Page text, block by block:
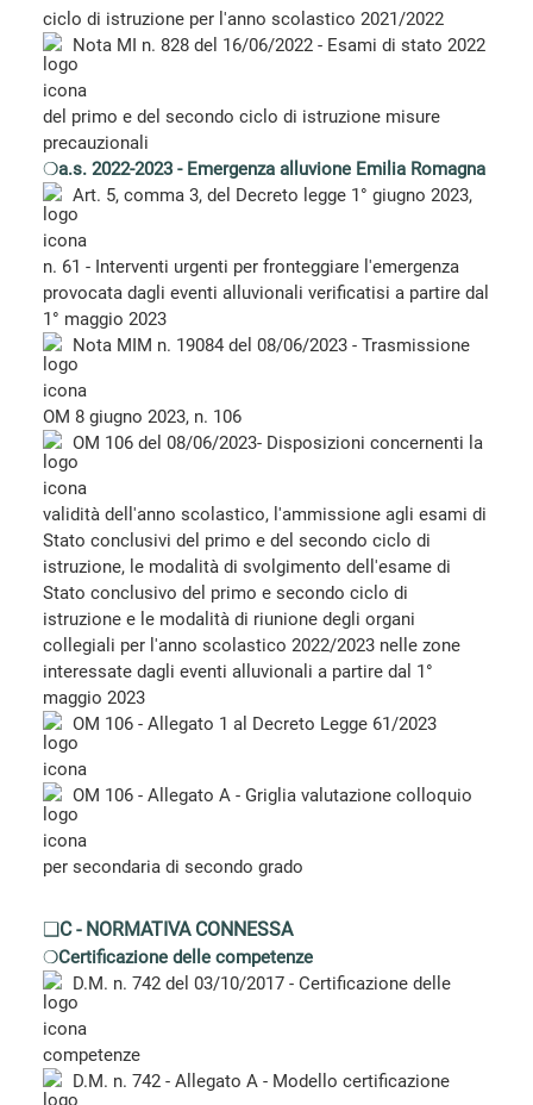
ciclo di istruzione per l'anno scolastico 2021/2022
Nota MI n. 828 del 16/06/2022 - Esami di stato 2022
del primo e del secondo ciclo di istruzione misure
precauzionali
❍a.s. 2022-2023 - Emergenza alluvione Emilia Romagna
Art. 5, comma 3, del Decreto legge 1° giugno 2023,
n. 61 - Interventi urgenti per fronteggiare l'emergenza
provocata dagli eventi alluvionali verificatisi a partire dal
1° maggio 2023
Nota MIM n. 19084 del 08/06/2023 - Trasmissione
OM 8 giugno 2023, n. 106
OM 106 del 08/06/2023- Disposizioni concernenti la
validità dell'anno scolastico, l'ammissione agli esami di
Stato conclusivi del primo e del secondo ciclo di
istruzione, le modalità di svolgimento dell'esame di
Stato conclusivo del primo e secondo ciclo di
istruzione e le modalità di riunione degli organi
collegiali per l'anno scolastico 2022/2023 nelle zone
interessate dagli eventi alluvionali a partire dal 1°
maggio 2023
OM 106 - Allegato 1 al Decreto Legge 61/2023
OM 106 - Allegato A - Griglia valutazione colloquio
per secondaria di secondo grado
❑C - NORMATIVA CONNESSA
❍Certificazione delle competenze
D.M. n. 742 del 03/10/2017 - Certificazione delle
competenze
D.M. n. 742 - Allegato A - Modello certificazione